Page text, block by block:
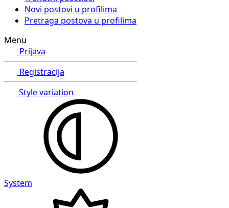
Novi postovi u profilima
Pretraga postova u profilima
Menu
Prijava
Registracija
Style variation
System